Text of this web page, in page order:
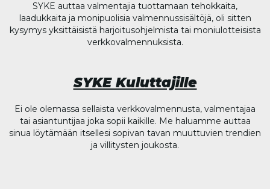
SYKE auttaa valmentajia tuottamaan tehokkaita,
laadukkaita ja monipuolisia valmennussisältöjä, oli sitten
kysymys yksittäisistä harjoitusohjelmista tai moniulotteisista
verkkovalmennuksista.
SYKE Kuluttajille
Ei ole olemassa sellaista verkkovalmennusta, valmentajaa
tai asiantuntijaa joka sopii kaikille. Me haluamme auttaa
sinua löytämään itsellesi sopivan tavan muuttuvien trendien
ja villitysten joukosta.